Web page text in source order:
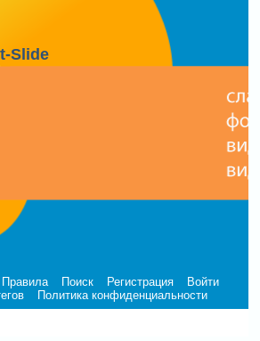
Slide
Правила Поиск Регистрация
Войти
Политика конфиденциальности